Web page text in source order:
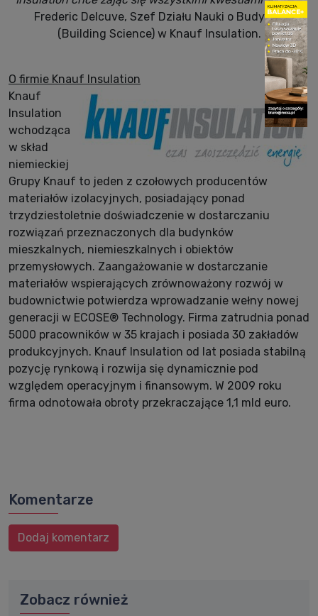
Frederic Delcuve, Szef Działu Nauki o Budynku
(Building Science) w Knauf Insulation.
O firmie Knauf Insulation
Knauf
Insulation
wchodząca
w skład
niemieckiej
Grupy Knauf to jeden z czołowych producentów
materiałów izolacyjnych, posiadający ponad
trzydziestoletnie doświadczenie w dostarczaniu
rozwiązań przeznaczonych dla budynków
mieszkalnych, niemieszkalnych i obiektów
przemysłowych. Zaangażowanie w dostarczanie
materiałów wspierających zrównoważony rozwój w
budownictwie potwierdza wprowadzanie wełny nowej
generacji w ECOSE® Technology. Firma zatrudnia ponad
5000 pracowników w 35 krajach i posiada 30 zakładów
produkcyjnych. Knauf Insulation od lat posiada stabilną
pozycję rynkową i rozwija się dynamicznie pod
względem operacyjnym i finansowym. W 2009 roku
firma odnotowała obroty przekraczające 1,1 mld euro.
Komentarze
Dodaj komentarz
Zobacz również